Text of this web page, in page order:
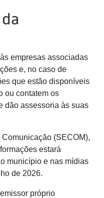
empresas associadas
e, no caso de
que estão disponíveis
ou contatem os
dão assessoria às suas
(SECOM),
estará
município e nas mídias
de 2026.
próprio